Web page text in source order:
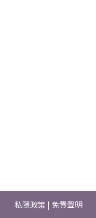
私隱政策 | 免責聲明